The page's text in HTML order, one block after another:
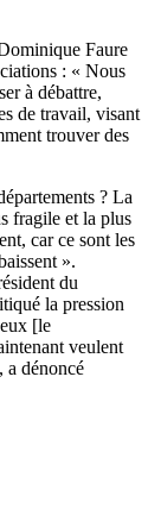
Faure
: « Nous
à débattre,
de travail, visant
trouver des
? La
fragile et la plus
car ce sont les
».
du
la pression
[le
veulent
a dénoncé